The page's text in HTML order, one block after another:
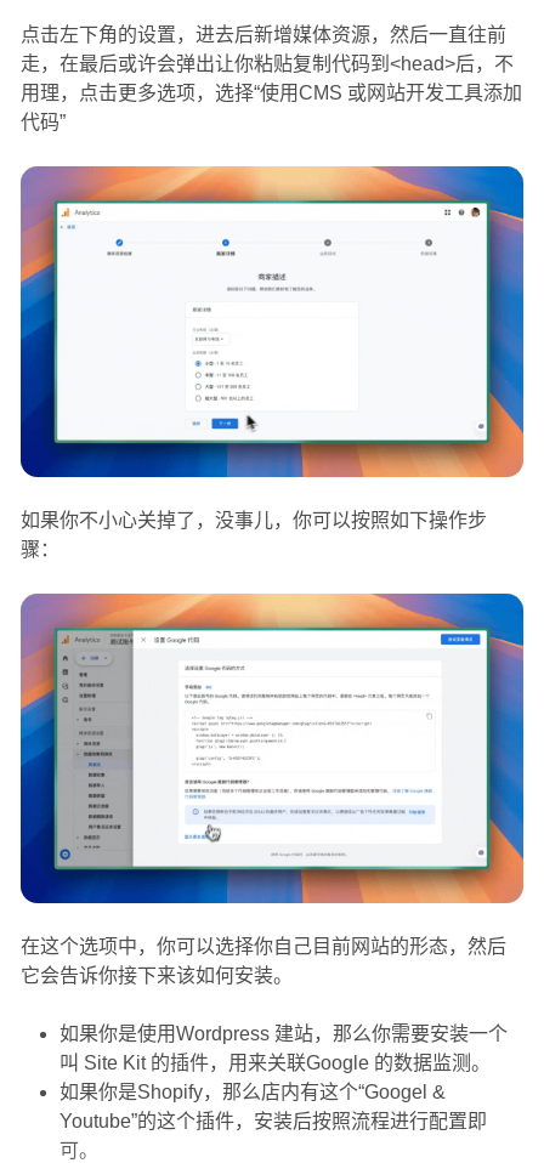
点击左下角的设置，进去后新增媒体资源，然后一直往前
走，在最后或许会弹出让你粘贴复制代码到<head>后，不
用理，点击更多选项，选择“使用CMS 或网站开发工具添加
代码”
如果你不小心关掉了，没事儿，你可以按照如下操作步
骤：
在这个选项中，你可以选择你自己目前网站的形态，然后
它会告诉你接下来该如何安装。
如果你是使用Wordpress 建站，那么你需要安装一个
叫 Site Kit 的插件，用来关联Google 的数据监测。
如果你是Shopify，那么店内有这个“Googel &
Youtube”的这个插件，安装后按照流程进行配置即
可。